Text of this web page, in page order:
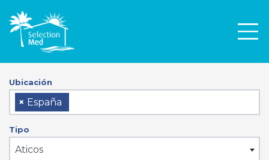
Ubicación
× España
Tipo
Aticos